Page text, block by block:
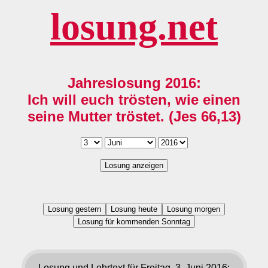
losung.net
Jahreslosung 2016:
Ich will euch trösten, wie einen
seine Mutter tröstet. (Jes 66,13)
Losung anzeigen
Losung gestern Losung heute
Losung morgen
Losung für kommenden Sonntag